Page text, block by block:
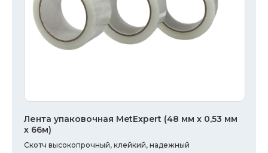
Лента упаковочная MetExpert (48 мм х 0,53 мм
х 66м)
Скотч высокопрочный, клейкий, надежный